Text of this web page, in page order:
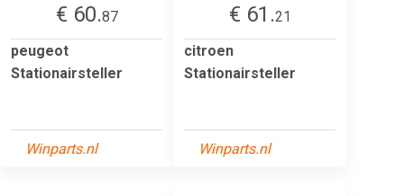
€ 60.87
peugeot
Stationairsteller
Winparts.nl
€ 61.21
citroen
Stationairsteller
Winparts.nl